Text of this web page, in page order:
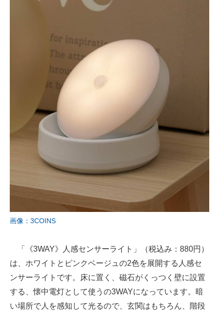
画像：3COINS
「《3WAY》人感センサーライト」（税込み：880円）
は、ホワイトとピンクベージュの2色を展開する人感セ
ンサーライトです。床に置く、磁石がくっつく壁に設置
する、懐中電灯として使うの3WAYになっています。暗
い場所で人を感知して光るので、玄関はもちろん、階段